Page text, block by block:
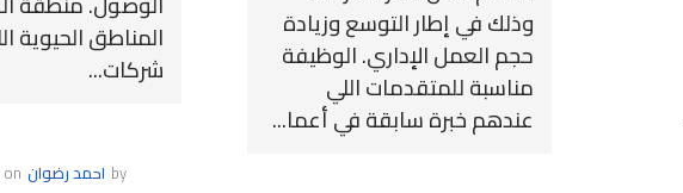
وذلك في إطار التوسع وزيادة
حجم العمل الإداري. الوظيفة
مناسبة للمتقدمات اللي
عندهم خبرة سابقة في أعما...
المناطق الحيوية
شركات...
by احمد رضوان on